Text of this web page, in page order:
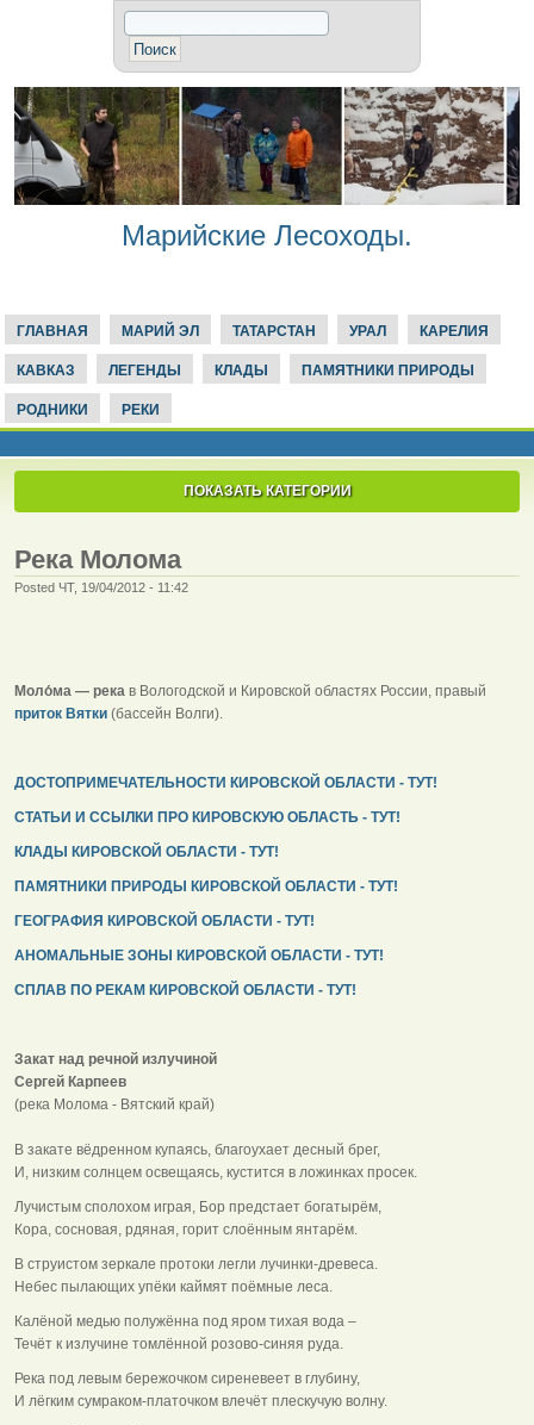
Марийские Лесоходы.
ГЛАВНАЯ МАРИЙ ЭЛ ТАТАРСТАН УРАЛ КАРЕЛИЯ
КАВКАЗ ЛЕГЕНДЫ КЛАДЫ ПАМЯТНИКИ ПРИРОДЫ
РОДНИКИ РЕКИ
ПОКАЗАТЬ КАТЕГОРИИ
Река Молома
Posted ЧТ, 19/04/2012 - 11:42
Моло́ма — река в Вологодской и Кировской областях России, правый
приток Вятки (бассейн Волги).
ДОСТОПРИМЕЧАТЕЛЬНОСТИ КИРОВСКОЙ ОБЛАСТИ - ТУТ!
СТАТЬИ И ССЫЛКИ ПРО КИРОВСКУЮ ОБЛАСТЬ - ТУТ!
КЛАДЫ КИРОВСКОЙ ОБЛАСТИ - ТУТ!
ПАМЯТНИКИ ПРИРОДЫ КИРОВСКОЙ ОБЛАСТИ - ТУТ!
ГЕОГРАФИЯ КИРОВСКОЙ ОБЛАСТИ - ТУТ!
АНОМАЛЬНЫЕ ЗОНЫ КИРОВСКОЙ ОБЛАСТИ - ТУТ!
СПЛАВ ПО РЕКАМ КИРОВСКОЙ ОБЛАСТИ - ТУТ!
Закат над речной излучиной
Сергей Карпеев
(река Молома - Вятский край)
В закате вёдренном купаясь, благоухает десный брег,
И, низким солнцем освещаясь, кустится в ложинках просек.
Лучистым сполохом играя, Бор предстает богатырём,
Кора, сосновая, рдяная, горит слоённым янтарём.
В струистом зеркале протоки легли лучинки-древеса.
Небес пылающих упёки каймят поёмные леса.
Калёной медью полужённа под яром тихая вода –
Течёт к излучине томлённой розово-синяя руда.
Река под левым бережочком сиреневеет в глубину,
И лёгким сумраком-платочком влечёт плескучую волну.